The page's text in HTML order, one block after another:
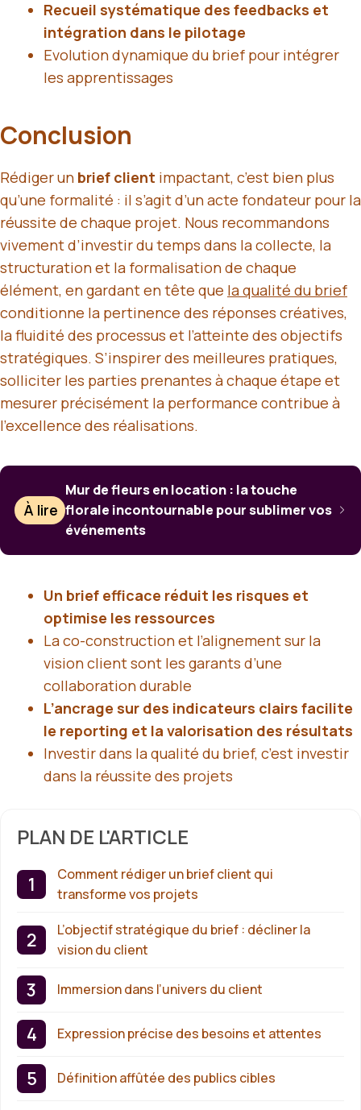
Recueil systématique des feedbacks et
intégration dans le pilotage
Evolution dynamique du brief pour intégrer
les apprentissages
Conclusion
Rédiger un brief client impactant, c’est bien plus
qu’une formalité : il s’agit d’un acte fondateur pour la
réussite de chaque projet. Nous recommandons
vivement d’investir du temps dans la collecte, la
structuration et la formalisation de chaque
élément, en gardant en tête que la qualité du brief
conditionne la pertinence des réponses créatives,
la fluidité des processus et l’atteinte des objectifs
stratégiques. S’inspirer des meilleures pratiques,
solliciter les parties prenantes à chaque étape et
mesurer précisément la performance contribue à
l’excellence des réalisations.
À lire
Mur de fleurs en location : la touche
florale incontournable pour sublimer vos
événements
Un brief efficace réduit les risques et
optimise les ressources
La co-construction et l’alignement sur la
vision client sont les garants d’une
collaboration durable
L’ancrage sur des indicateurs clairs facilite
le reporting et la valorisation des résultats
Investir dans la qualité du brief, c’est investir
dans la réussite des projets
PLAN DE L'ARTICLE
Comment rédiger un brief client qui
transforme vos projets
L’objectif stratégique du brief : décliner la
vision du client
Immersion dans l’univers du client
Expression précise des besoins et attentes
Définition affûtée des publics cibles